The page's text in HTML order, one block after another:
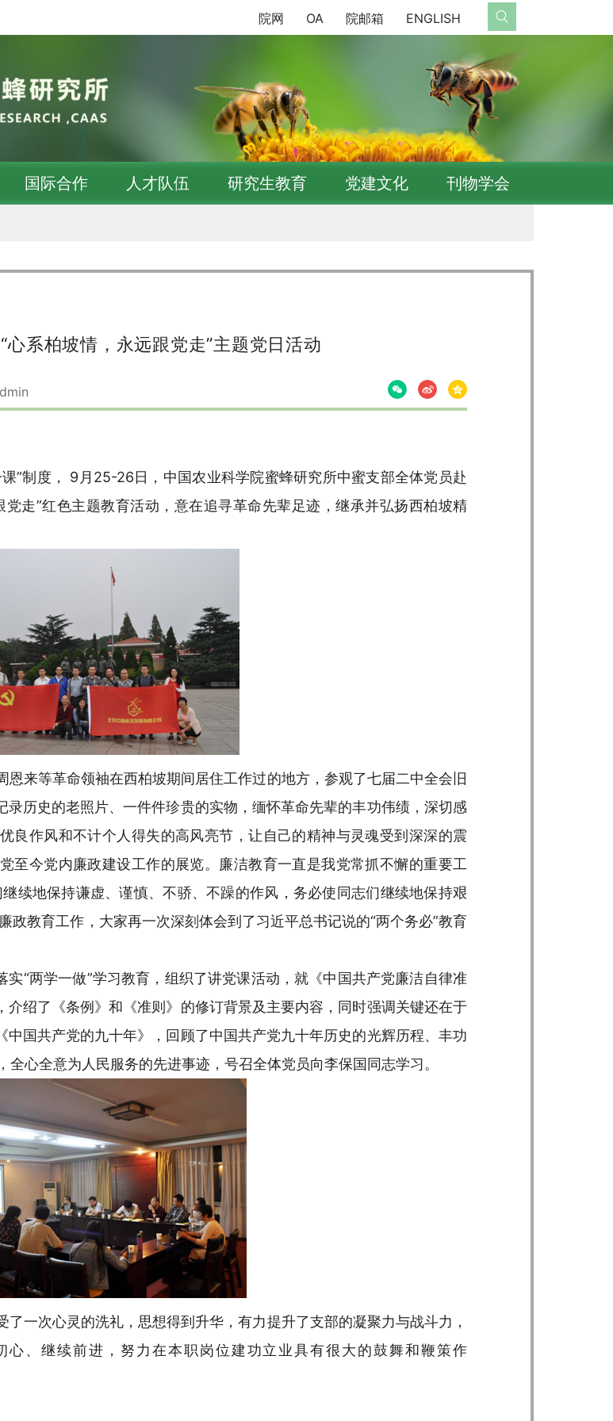
院网 OA 院邮箱 ENGLISH
国际合作 人才队伍 研究生教育 党建文化 刊物学会
心系柏坡情，永远跟党走”主题党日活动
”制度， 9月25-26日，中国农业科学院蜜蜂研究所中蜜支部全体党员赴
走”红色主题教育活动，意在追寻革命先辈足迹，继承并弘扬西柏坡精
来等革命领袖在西柏坡期间居住工作过的地方，参观了七届二中全会旧
历史的老照片、一件件珍贵的实物，缅怀革命先辈的丰功伟绩，深切感
良作风和不计个人得失的高风亮节，让自己的精神与灵魂受到深深的震
至今党内廉政建设工作的展览。廉洁教育一直是我党常抓不懈的重要工
续地保持谦虚、谨慎、不骄、不躁的作风，务必使同志们继续地保持艰
政教育工作，大家再一次深刻体会到了习近平总书记说的“两个务必”教育
“两学一做”学习教育，组织了讲党课活动，就《中国共产党廉洁自律准
绍了《条例》和《准则》的修订背景及主要内容，同时强调关键还在于
国共产党的九十年》，回顾了中国共产党九十年历史的光辉历程、丰功
心全意为人民服务的先进事迹，号召全体党员向李保国同志学习。
一次心灵的洗礼，思想得到升华，有力提升了支部的凝聚力与战斗力，
、继续前进，努力在本职岗位建功立业具有很大的鼓舞和鞭策作